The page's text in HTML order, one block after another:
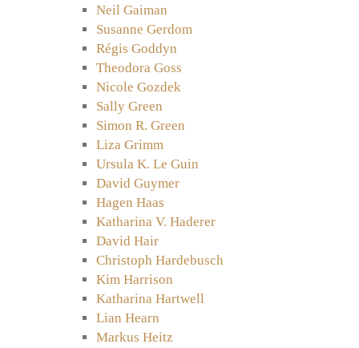
Neil Gaiman
Susanne Gerdom
Régis Goddyn
Theodora Goss
Nicole Gozdek
Sally Green
Simon R. Green
Liza Grimm
Ursula K. Le Guin
David Guymer
Hagen Haas
Katharina V. Haderer
David Hair
Christoph Hardebusch
Kim Harrison
Katharina Hartwell
Lian Hearn
Markus Heitz